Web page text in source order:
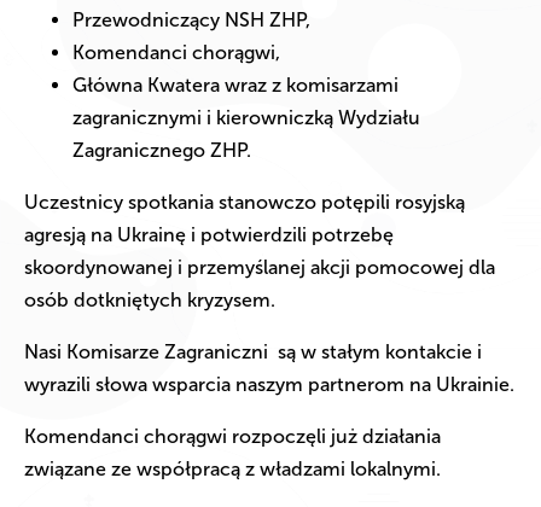
Przewodniczący NSH ZHP,
Komendanci chorągwi,
Główna Kwatera wraz z komisarzami
zagranicznymi i kierowniczką Wydziału
Zagranicznego ZHP.
Uczestnicy spotkania stanowczo potępili rosyjską
agresją na Ukrainę i potwierdzili potrzebę
skoordynowanej i przemyślanej akcji pomocowej dla
osób dotkniętych kryzysem.
Nasi Komisarze Zagraniczni są w stałym kontakcie i
wyrazili słowa wsparcia naszym partnerom na Ukrainie.
Komendanci chorągwi rozpoczęli już działania
związane ze współpracą z władzami lokalnymi.